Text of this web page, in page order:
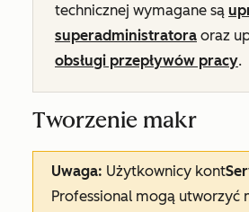
technicznej wymagane są
superadministratora oraz
obsługi przepływów pracy.
Tworzenie makr
Uwaga: Użytkownicy kont
Professional mogą utworzyć